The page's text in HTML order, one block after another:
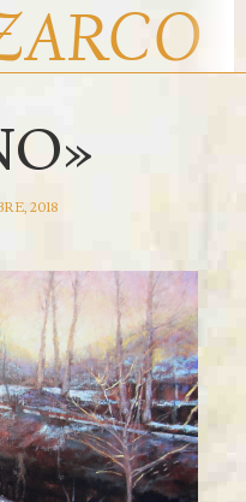
RAFAEL ZARCO
2018